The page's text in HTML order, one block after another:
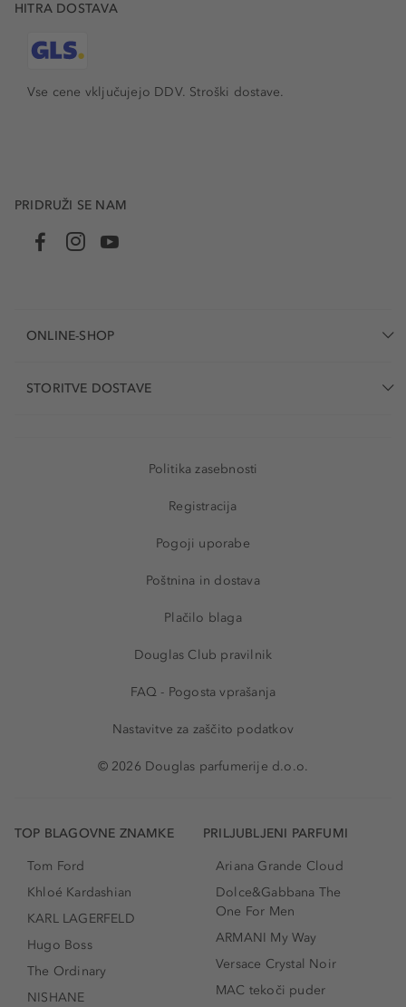
HITRA DOSTAVA
Vse cene vključujejo DDV. Stroški dostave.
PRIDRUŽI SE NAM
ONLINE-SHOP
STORITVE DOSTAVE
Politika zasebnosti
Registracija
Pogoji uporabe
Poštnina in dostava
Plačilo blaga
Douglas Club pravilnik
FAQ - Pogosta vprašanja
Nastavitve za zaščito podatkov
© 2026 Douglas parfumerije d.o.o.
TOP BLAGOVNE ZNAMKE
Tom Ford
Khloé Kardashian
KARL LAGERFELD
Hugo Boss
The Ordinary
NISHANE
PRILJUBLJENI PARFUMI
Ariana Grande Cloud
Dolce&Gabbana The
One For Men
ARMANI My Way
Versace Crystal Noir
MAC tekoči puder